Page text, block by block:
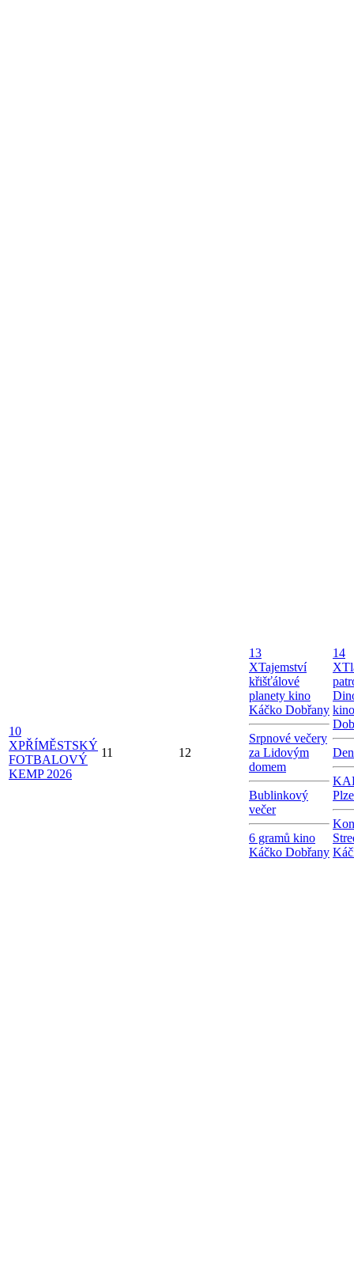
10
XPŘÍMĚSTSKÝ
FOTBALOVÝ
KEMP 2026
11 12
13
XTajemství
křišťálové
planety kino
Káčko Dobřany
Srpnové večery
za Lidovým
domem
Bublinkový
večer
6 gramů kino
Káčko Dobřany
14
X